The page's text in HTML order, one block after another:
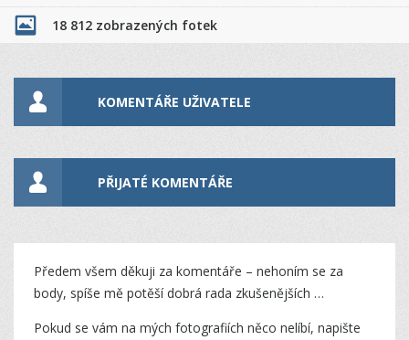
18 812 zobrazených fotek
KOMENTÁŘE UŽIVATELE
PŘIJATÉ KOMENTÁŘE
Předem všem děkuji za komentáře – nehoním se za
body, spíše mě potěší dobrá rada zkušenějších …
Pokud se vám na mých fotografiích něco nelíbí, napište